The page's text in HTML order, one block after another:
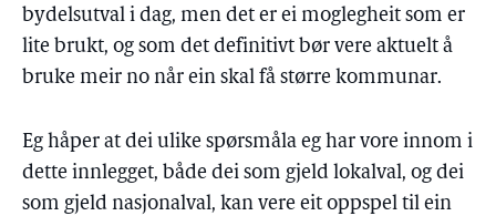
bydelsutval i dag, men det er ei moglegheit som er
lite brukt, og som det definitivt bør vere aktuelt å
bruke meir no når ein skal få større kommunar.
Eg håper at dei ulike spørsmåla eg har vore innom i
dette innlegget, både dei som gjeld lokalval, og dei
som gjeld nasjonalval, kan vere eit oppspel til ein